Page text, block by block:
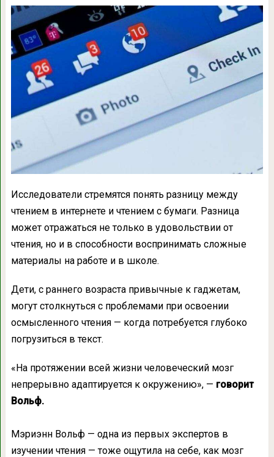
Исследователи стремятся понять разницу между
чтением в интернете и чтением с бумаги. Разница
может отражаться не только в удовольствии от
чтения, но и в способности воспринимать сложные
материалы на работе и в школе.
Дети, с раннего возраста привычные к гаджетам,
могут столкнуться с проблемами при освоении
осмысленного чтения — когда потребуется глубоко
погрузиться в текст.
«На протяжении всей жизни человеческий мозг
непрерывно адаптируется к окружению», — говорит
Вольф.
Мэриэнн Вольф — одна из первых экспертов в
изучении чтения — тоже ощутила на себе, как мозг